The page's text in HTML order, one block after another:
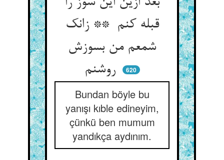
قبله کنم ** زانک
شمعم من بسوزش
روشنم
620
Bundan böyle bu
yanışı kıble edineyim,
çünkü ben mumum
yandıkça aydınım.